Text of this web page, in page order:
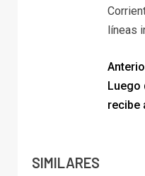
líneas
Luego
recibe
SIMILARES